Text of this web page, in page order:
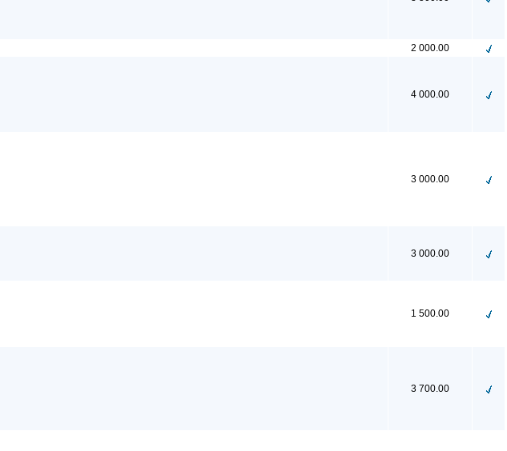
2 000.00
4 000.00
3 000.00
3 000.00
1 500.00
3 700.00